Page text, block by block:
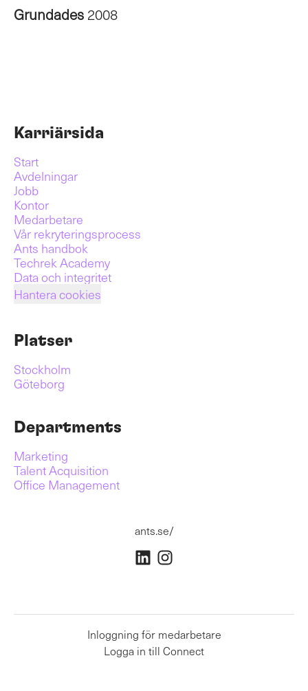
Grundades2008
Karriärsida
Start
Avdelningar
Jobb
Kontor
Medarbetare
Vår rekryteringsprocess
Ants handbok
Techrek Academy
Data och integritet
Hantera cookies
Platser
Stockholm
Göteborg
Departments
Marketing
Talent Acquisition
Office Management
ants.se/
Inloggning för medarbetare
Logga in till Connect